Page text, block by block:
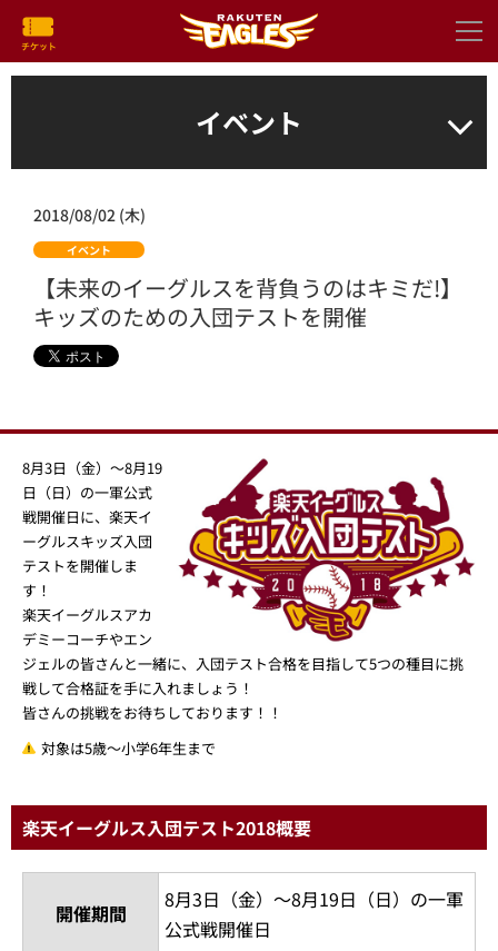
イベント
2018/08/02 (木)
イベント
【未来のイーグルスを背負うのはキミだ!】
キッズのための入団テストを開催
8月3日（金）～8月19
日（日）の一軍公式
戦開催日に、楽天イ
ーグルスキッズ入団
テストを開催しま
す！
楽天イーグルスアカ
デミーコーチやエン
ジェルの皆さんと一緒に、入団テスト合格を目指して5つの種目に挑
戦して合格証を手に入れましょう！
皆さんの挑戦をお待ちしております！！
対象は5歳～小学6年生まで
楽天イーグルス入団テスト2018概要
開催期間
8月3日（金）～8月19日（日）の一軍
公式戦開催日